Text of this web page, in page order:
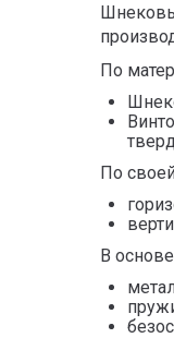
По
По
В